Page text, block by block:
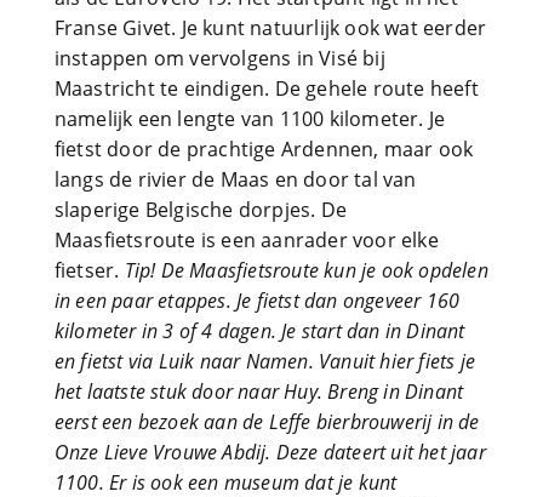
Franse Givet. Je kunt natuurlijk ook wat eerder
instappen om vervolgens in Visé bij
Maastricht te eindigen. De gehele route heeft
namelijk een lengte van 1100 kilometer. Je
fietst door de prachtige Ardennen, maar ook
langs de rivier de Maas en door tal van
slaperige Belgische dorpjes. De
Maasfietsroute is een aanrader voor elke
fietser. Tip! De Maasfietsroute kun je ook opdelen
in een paar etappes. Je fietst dan ongeveer 160
kilometer in 3 of 4 dagen. Je start dan in Dinant
en fietst via Luik naar Namen. Vanuit hier fiets je
het laatste stuk door naar Huy. Breng in Dinant
eerst een bezoek aan de Leffe bierbrouwerij in de
Onze Lieve Vrouwe Abdij. Deze dateert uit het jaar
1100. Er is ook een museum dat je kunt